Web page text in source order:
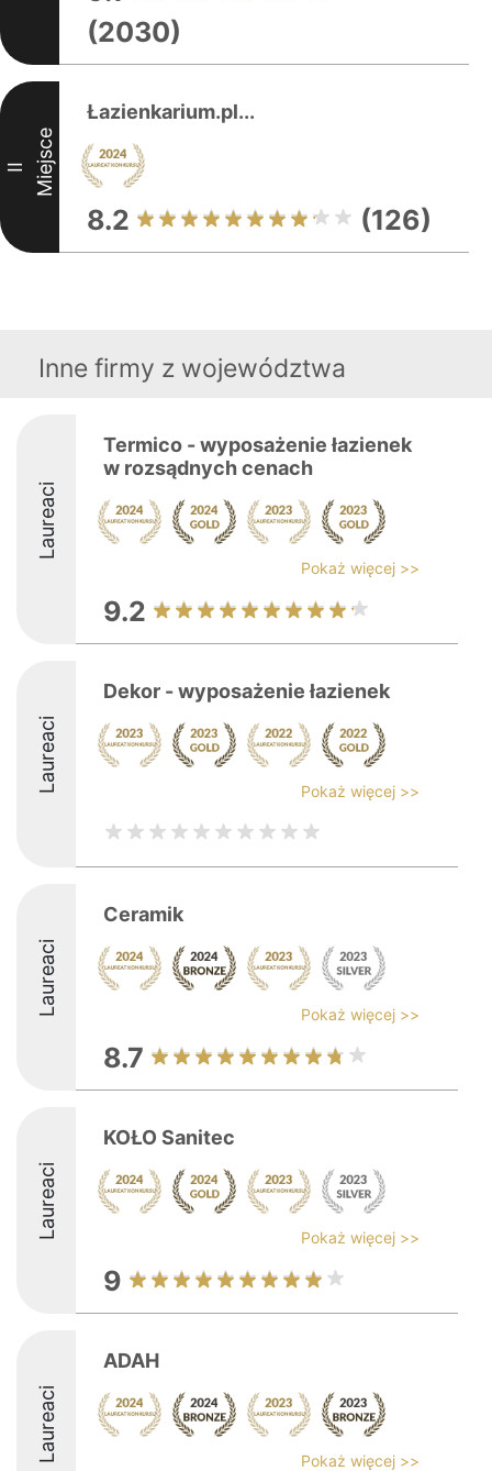
(2030)
II Miejsce
Łazienkarium.pl...
8.2 (126)
Inne firmy z województwa
Laureaci
Termico - wyposażenie łazienek
w rozsądnych cenach
Pokaż więcej >>
9.2
Laureaci
Dekor - wyposażenie łazienek
Pokaż więcej >>
Laureaci
Ceramik
Pokaż więcej >>
8.7
Laureaci
KOŁO Sanitec
Pokaż więcej >>
9
Laureaci
ADAH
Pokaż więcej >>